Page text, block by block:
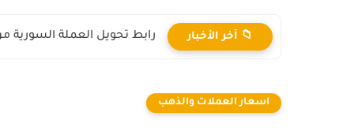
📁 آخر الأخبار رابط تحويل العملة السورية من
اسعار العملات والذهب